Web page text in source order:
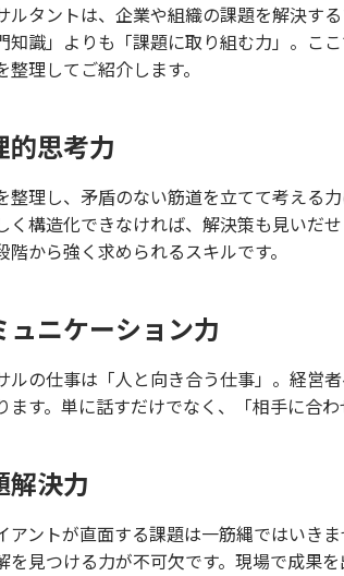
ルタントは、企業や組織の課題を解決す
知識」よりも「課題に取り組む力」。こ
整理してご紹介します。
的思考力
整理し、矛盾のない筋道を立てて考える
く構造化できなければ、解決策も見いだ
階から強く求められるスキルです。
ュニケーション力
ルの仕事は「人と向き合う仕事」。経営
ます。単に話すだけでなく、「相手に合
解決力
アントが直面する課題は一筋縄ではいき
を見つける力が不可欠です。現場で成果